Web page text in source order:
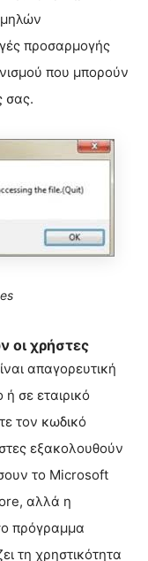
προσαρμογής
που μπορούν
σας.
οι χρήστες
απαγορευτική
ή σε εταιρικό
τον κωδικό
εξακολουθούν
το Microsoft
αλλά η
πρόγραμμα
τη χρηστικότητα